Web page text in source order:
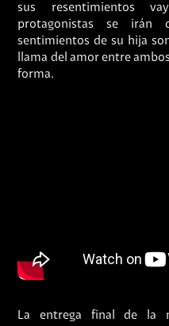
sus resentimientos
protagonistas se irán
sentimientos de su hija
llama del amor entre
forma.
La entrega final de la